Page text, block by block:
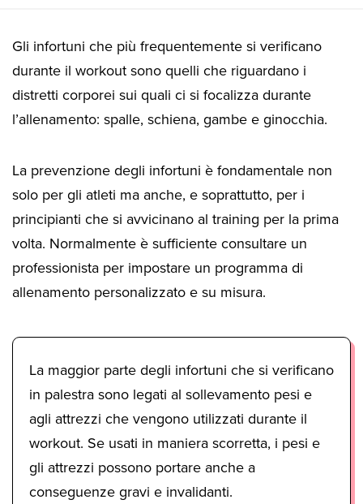
Gli infortuni che più frequentemente si verificano
durante il workout sono quelli che riguardano i
distretti corporei sui quali ci si focalizza durante
l’allenamento: spalle, schiena, gambe e ginocchia.
La prevenzione degli infortuni è fondamentale non
solo per gli atleti ma anche, e soprattutto, per i
principianti che si avvicinano al training per la prima
volta. Normalmente è sufficiente consultare un
professionista per impostare un programma di
allenamento personalizzato e su misura.
La maggior parte degli infortuni che si verificano
in palestra sono legati al sollevamento pesi e
agli attrezzi che vengono utilizzati durante il
workout. Se usati in maniera scorretta, i pesi e
gli attrezzi possono portare anche a
conseguenze gravi e invalidanti.